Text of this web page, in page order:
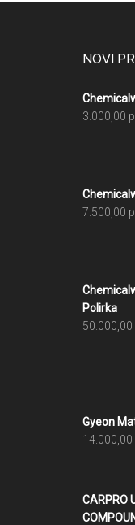
NOVI
3.000,00
7.500,00
Polirka
50.000,00
Gyeon
14.000,00
CARPRO